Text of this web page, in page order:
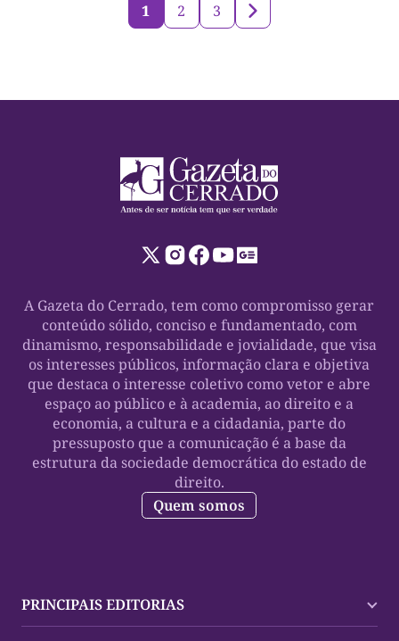
1
2 3
A Gazeta do Cerrado, tem como compromisso gerar
conteúdo sólido, conciso e fundamentado, com
dinamismo, responsabilidade e jovialidade, que visa
os interesses públicos, informação clara e objetiva
que destaca o interesse coletivo como vetor e abre
espaço ao público e à academia, ao direito e a
economia, a cultura e a cidadania, parte do
pressuposto que a comunicação é a base da
estrutura da sociedade democrática do estado de
direito.
Quem somos
PRINCIPAIS EDITORIAS